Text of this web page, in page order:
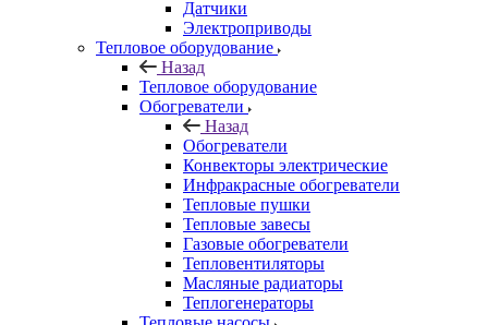
Датчики
Электроприводы
Тепловое оборудование
Назад
Тепловое оборудование
Обогреватели
Назад
Обогреватели
Конвекторы электрические
Инфракрасные обогреватели
Тепловые пушки
Тепловые завесы
Газовые обогреватели
Тепловентиляторы
Масляные радиаторы
Теплогенераторы